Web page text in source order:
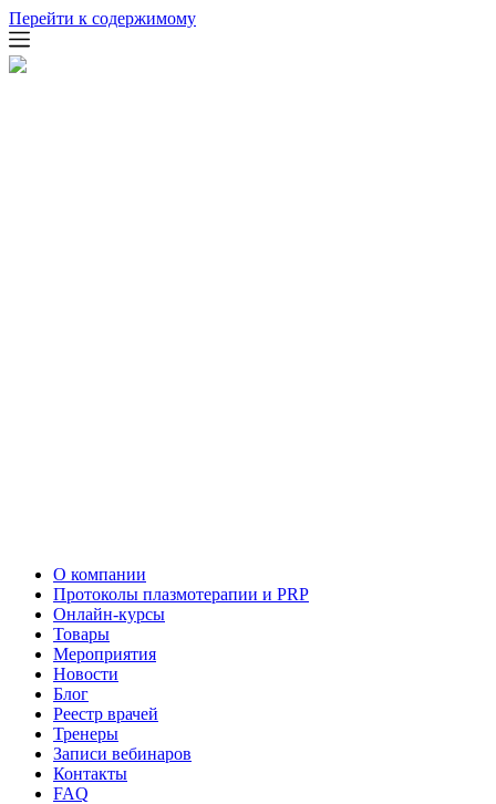
Перейти к содержимому
О компании
Протоколы плазмотерапии и PRP
Онлайн-курсы
Товары
Мероприятия
Новости
Блог
Реестр врачей
Тренеры
Записи вебинаров
Контакты
FAQ